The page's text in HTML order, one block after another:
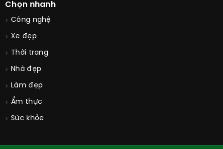
Chọn nhanh
Công nghệ
Xe đẹp
Thời trang
Nhà đẹp
Làm đẹp
Ẩm thực
Sức khỏe